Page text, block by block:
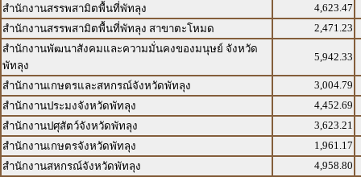
สำนักงานสรรพสามิตพื้นที่พัทลุง
4,623.47
สำนักงานสรรพสามิตพื้นที่พัทลุง สาขาตะโหมด
2,471.23
สำนักงานพัฒนาสังคมและความมั่นคงของมนุษย์ จังหวัด
พัทลุง
5,942.33
สำนักงานเกษตรและสหกรณ์จังหวัดพัทลุง
3,004.79
สำนักงานประมงจังหวัดพัทลุง
4,452.69
สำนักงานปศุสัตว์จังหวัดพัทลุง
3,623.21
สำนักงานเกษตรจังหวัดพัทลุง
1,961.17
สำนักงานสหกรณ์จังหวัดพัทลุง
4,958.80